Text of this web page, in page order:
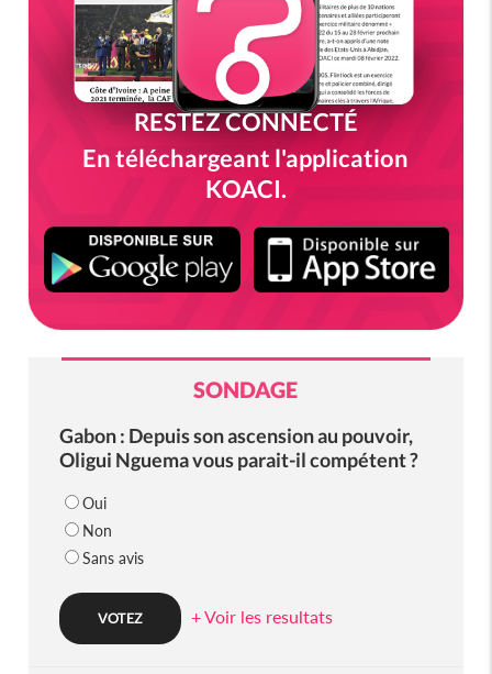
RESTEZ CONNECTÉ
En téléchargeant l'application
KOACI.
SONDAGE
Gabon : Depuis son ascension au pouvoir,
Oligui Nguema vous parait-il compétent ?
Oui
Non
Sans avis
+ Voir les resultats